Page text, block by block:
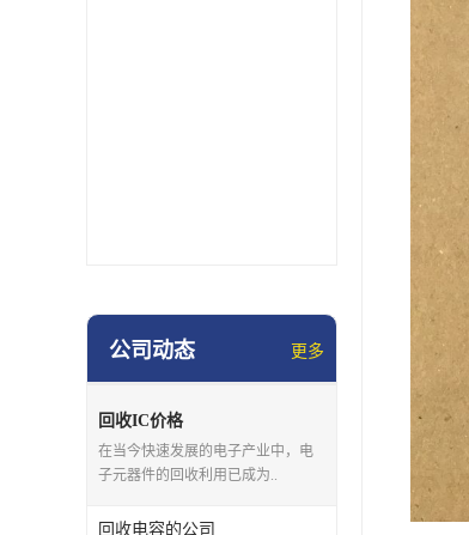
公司动态 更多
回收IC价格
在当今快速发展的电子产业中，电
子元器件的回收利用已成为..
回收电容的公司